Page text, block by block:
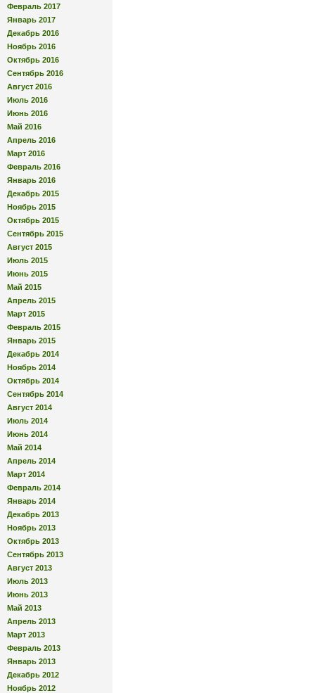
Февраль 2017
Январь 2017
Декабрь 2016
Ноябрь 2016
Октябрь 2016
Сентябрь 2016
Август 2016
Июль 2016
Июнь 2016
Май 2016
Апрель 2016
Март 2016
Февраль 2016
Январь 2016
Декабрь 2015
Ноябрь 2015
Октябрь 2015
Сентябрь 2015
Август 2015
Июль 2015
Июнь 2015
Май 2015
Апрель 2015
Март 2015
Февраль 2015
Январь 2015
Декабрь 2014
Ноябрь 2014
Октябрь 2014
Сентябрь 2014
Август 2014
Июль 2014
Июнь 2014
Май 2014
Апрель 2014
Март 2014
Февраль 2014
Январь 2014
Декабрь 2013
Ноябрь 2013
Октябрь 2013
Сентябрь 2013
Август 2013
Июль 2013
Июнь 2013
Май 2013
Апрель 2013
Март 2013
Февраль 2013
Январь 2013
Декабрь 2012
Ноябрь 2012